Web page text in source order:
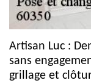
Artisan Luc :
sans
grillage et